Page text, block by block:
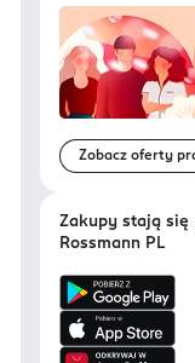
Zobacz oferty
Zakupy stają się
Rossmann PL